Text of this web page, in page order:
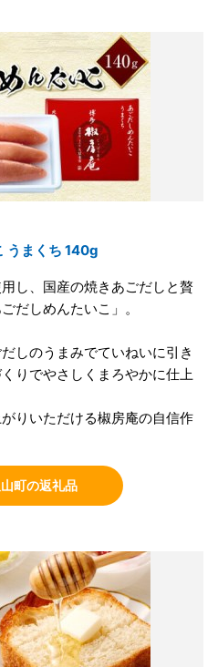
うまくち 140g
し、国産の焼きあごだしと贅
だしめんたいこ」。
しのうまみでていねいに引き
りでやさしくまろやかに仕上
りいただける椒房庵の自信作
町の返礼品